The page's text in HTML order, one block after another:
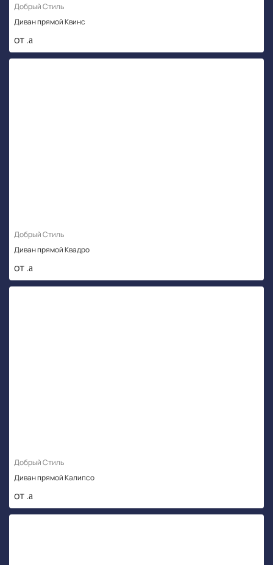
Добрый Стиль
Диван прямой Квинс
от .
Добрый Стиль
Диван прямой Квадро
от .
Добрый Стиль
Диван прямой Калипсо
от .